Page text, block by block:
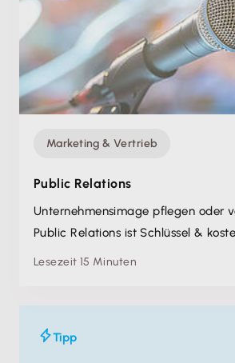
Marketing & Vertrieb
Public Relations
Unternehmensimage pflegen oder
Public Relations ist Schlüssel &
Lesezeit 15 Minuten
Tipp